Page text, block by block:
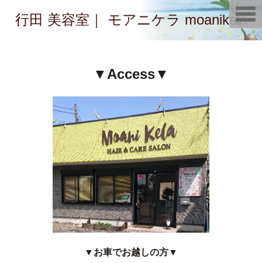
行田 美容室｜ モアニケラ moanikela
▼Access▼
▼お車でお越しの方▼
T
o
g
g